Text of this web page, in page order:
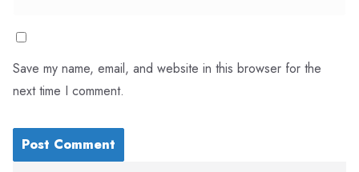
Save my name, email, and website in this browser for the
next time I comment.